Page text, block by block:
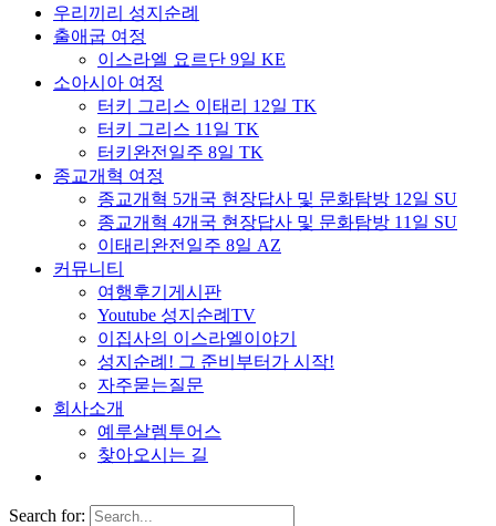
우리끼리 성지순례
출애굽 여정
이스라엘 요르단 9일 KE
소아시아 여정
터키 그리스 이태리 12일 TK
터키 그리스 11일 TK
터키완전일주 8일 TK
종교개혁 여정
종교개혁 5개국 현장답사 및 문화탐방 12일 SU
종교개혁 4개국 현장답사 및 문화탐방 11일 SU
이태리완전일주 8일 AZ
커뮤니티
여행후기게시판
Youtube 성지순례TV
이집사의 이스라엘이야기
성지순례! 그 준비부터가 시작!
자주묻는질문
회사소개
예루살렘투어스
찾아오시는 길
Search for: